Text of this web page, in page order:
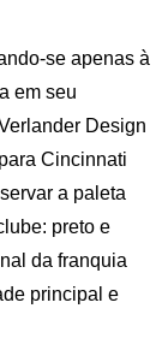
se apenas à
em seu
Design
Cincinnati
a paleta
preto e
da franquia
principal e